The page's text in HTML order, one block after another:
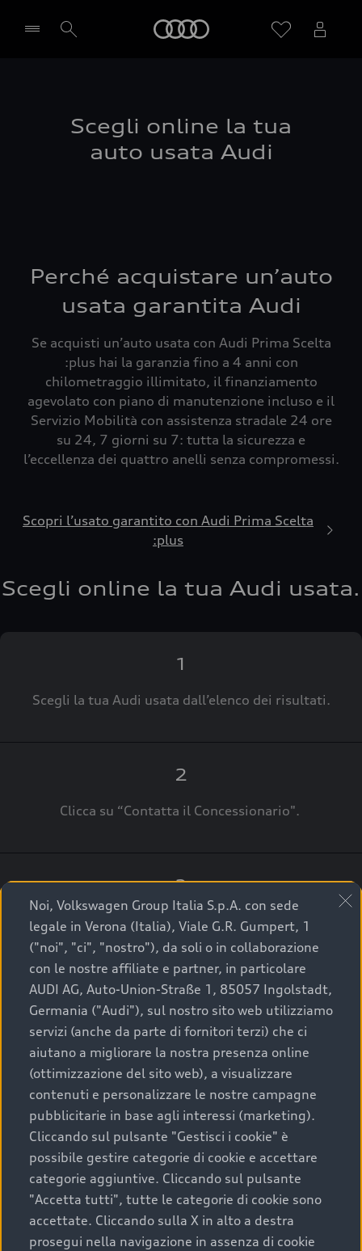
Scegli online la tua
auto usata Audi
Perché acquistare un’auto
usata garantita Audi
Se acquisti un’auto usata con Audi Prima Scelta
:plus hai la garanzia fino a 4 anni con
chilometraggio illimitato, il finanziamento
agevolato con piano di manutenzione incluso e il
Servizio Mobilità con assistenza stradale 24 ore
su 24, 7 giorni su 7: tutta la sicurezza e
l’eccellenza dei quattro anelli senza compromessi.
Scopri l’usato garantito con Audi Prima Scelta
:plus
Scegli online la tua Audi usata.
1
Scegli la tua Audi usata dall’elenco dei risultati.
2
Clicca su “Contatta il Concessionario".
3
A breve verrai ricontattato dal Customer Care
Audi Center o direttamente dal Concessionario
che ti supporterà per finalizzare la tua richiesta.
La qualità di acquistare
un’auto usata Audi
Scegliere un’auto usata è una decisione che coniuga
convenienza, affidabilità e sostenibilità. Per fare un
acquisto sicuro, è essenziale considerare aspetti
determinanti come la garanzia inclusa e l’affidabilità del
marchio. Audi offre l’auto usata perfetta tramite Audi
Prima Scelta :plus
Noi, Volkswagen Group Italia S.p.A. con sede
legale in Verona (Italia), Viale G.R. Gumpert, 1
("noi", "ci", "nostro"), da soli o in collaborazione
con le nostre affiliate e partner, in particolare
AUDI AG, Auto-Union-Straße 1, 85057 Ingolstadt,
Germania ("Audi"), sul nostro sito web utilizziamo
servizi (anche da parte di fornitori terzi) che ci
aiutano a migliorare la nostra presenza online
(ottimizzazione del sito web), a visualizzare
contenuti e personalizzare le nostre campagne
pubblicitarie in base agli interessi (marketing).
Cliccando sul pulsante "Gestisci i cookie" è
possibile gestire categorie di cookie e accettare
categorie aggiuntive. Cliccando sul pulsante
"Accetta tutti", tutte le categorie di cookie sono
accettate. Cliccando sulla X in alto a destra
prosegui nella navigazione in assenza di cookie